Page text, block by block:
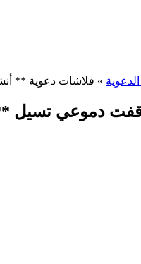
» فلاشات دعوية **
دموعي تسيل